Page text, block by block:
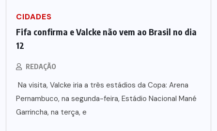
CIDADES
Fifa confirma e Valcke não vem ao Brasil no dia
12
REDAÇÃO
Na visita, Valcke iria a três estádios da Copa: Arena
Pernambuco, na segunda-feira, Estádio Nacional Mané
Garrincha, na terça, e